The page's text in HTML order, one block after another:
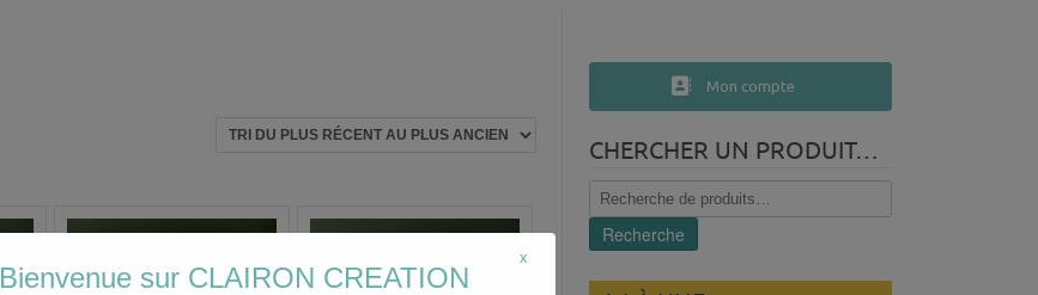
Mon compte
CHERCHER UN PRODUIT…
Recherche
pour :
Recherche
Bienvenue sur CLAIRON CREATION
x